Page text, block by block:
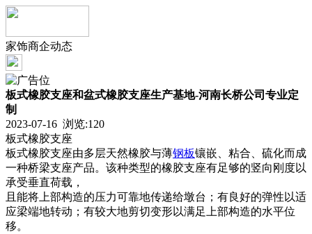
家饰商企动态
板式橡胶支座和盆式橡胶支座生产基地-河南长桥公司专业定
制
2023-07-16 浏览:120
板式橡胶支座
板式橡胶支座由多层天然橡胶与薄钢板镶嵌、粘合、硫化而成
一种桥梁支座产品。该种类型的橡胶支座有足够的竖向刚度以
承受垂直荷载，
且能将上部构造的压力可靠地传递给墩台；有良好的弹性以适
应梁端地转动；有较大地剪切变形以满足上部构造的水平位
移。